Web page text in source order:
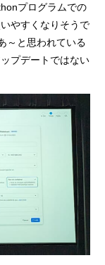
プログラムでの
やすくなりそうで
～と思われている
プデートではない